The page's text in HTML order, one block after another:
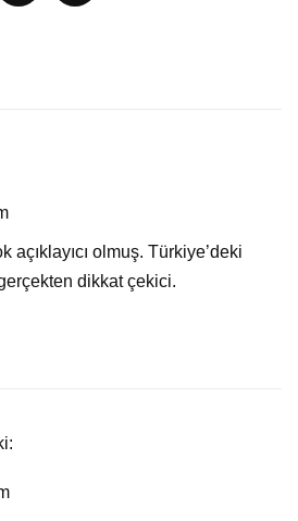
açıklayıcı olmuş. Türkiye’deki
dikkat çekici.